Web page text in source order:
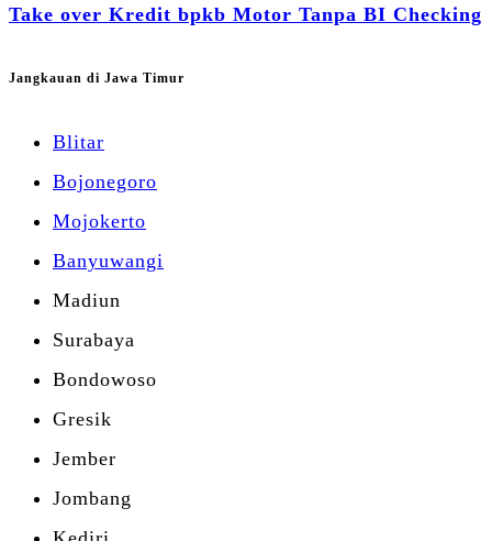
Take over Kredit bpkb Motor Tanpa BI Checking
Jangkauan di Jawa Timur
Blitar
Bojonegoro
Mojokerto
Banyuwangi
Madiun
Surabaya
Bondowoso
Gresik
Jember
Jombang